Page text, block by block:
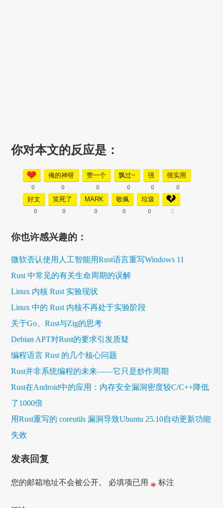
你对本文的反应是：
0
俺的神呀
0
赞一个
0
飘过~
0
强
0
很实用
0
好文
0
笑死了
0
MARK
0
敬佩
0
垃圾
0 0
你也许感兴趣的：
微软否认使用人工智能用Rust语言重写Windows 11
Rust 中常见的有关生命周期的误解
Linux 内核 Rust 实验现状
Linux 中的 Rust 内核不再处于实验阶段
关于Go、Rust与Zig的思考
Debian APT对Rust的要求引发质疑
编程语言 Rust 的几个核心问题
Rust并非系统编程的未来——它只是炒作周期
Rust在Android中的应用：内存安全漏洞密度较C/C++降低
了1000倍
用Rust重写的 coreutils 漏洞导致Ubuntu 25.10自动更新功能
失效
发表回复
您的邮箱地址不会被公开。 必填项已用 * 标注